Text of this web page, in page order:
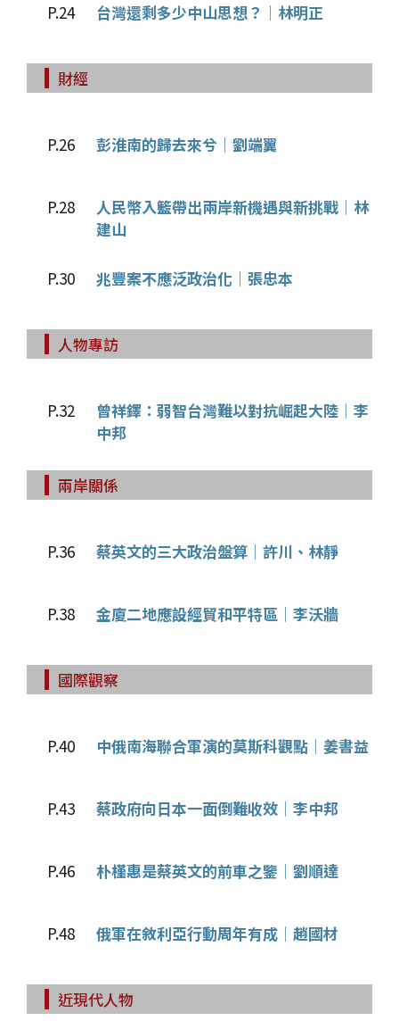
P.24 台灣還剩多少中山思想？│林明正
財經
P.26 彭淮南的歸去來兮│劉端翼
P.28
人民幣入籃帶出兩岸新機遇與新挑戰│林
建山
P.30 兆豐案不應泛政治化│張忠本
人物專訪
P.32
曾祥鐸：弱智台灣難以對抗崛起大陸│李
中邦
兩岸關係
P.36 蔡英文的三大政治盤算│許川、林靜
P.38 金廈二地應設經貿和平特區│李沃牆
國際觀察
P.40 中俄南海聯合軍演的莫斯科觀點│姜書益
P.43 蔡政府向日本一面倒難收效│李中邦
P.46 朴槿惠是蔡英文的前車之鑒│劉順達
P.48 俄軍在敘利亞行動周年有成│趙國材
近現代人物